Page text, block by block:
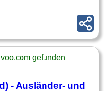
gefunden
- Ausländer- und